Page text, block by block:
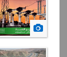
1405/02/28